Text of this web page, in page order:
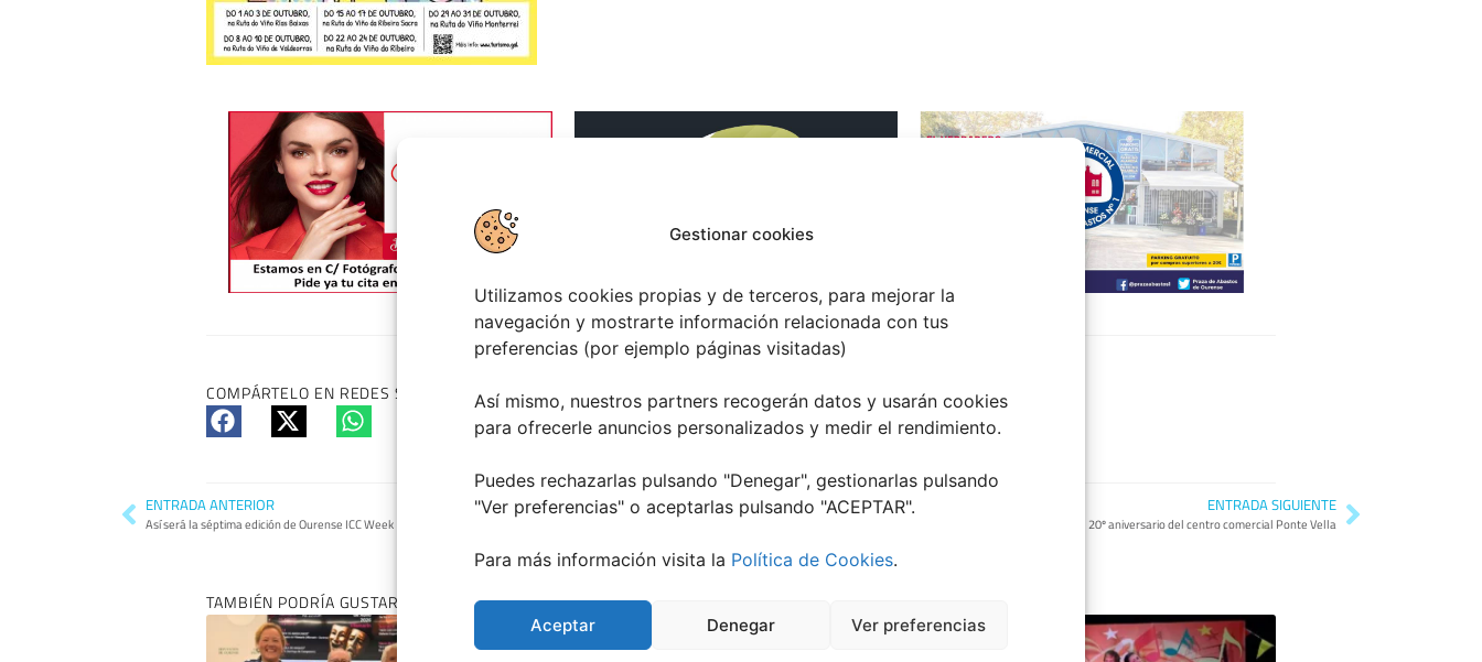
Gestionar cookies
Utilizamos cookies propias y de terceros, para mejorar la
navegación y mostrarte información relacionada con tus
preferencias (por ejemplo páginas visitadas)
Así mismo, nuestros partners recogerán datos y usarán cookies
para ofrecerle anuncios personalizados y medir el rendimiento.
Puedes rechazarlas pulsando "Denegar", gestionarlas pulsando
"Ver preferencias" o aceptarlas pulsando "ACEPTAR".
Para más información visita la Política de Cookies.
Aceptar Denegar Ver preferencias
COMPÁRTELO EN REDES SI TE HA GUSTADO:
ENTRADA ANTERIOR
Así será la séptima edición de Ourense ICC Week
ENTRADA SIGUIENTE
20º aniversario del centro comercial Ponte Vella
TAMBIÉN PODRÍA GUSTARTE: